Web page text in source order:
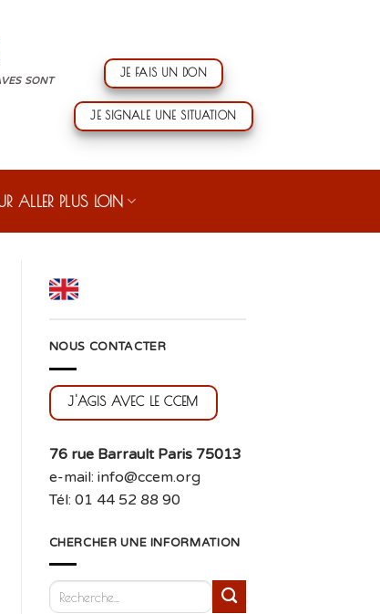
SONT
JE FAIS UN DON
JE SIGNALE UNE SITUATION
ALLER PLUS LOIN
NOUS CONTACTER
J'AGIS AVEC LE CCEM
76 rue Barrault Paris 75013
e-mail: info@ccem.org
Tél: 01 44 52 88 90
CHERCHER UNE INFORMATION